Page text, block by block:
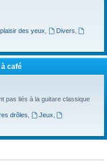
des yeux Divers
café
pas liés à la guitare classique
drôles Jeux